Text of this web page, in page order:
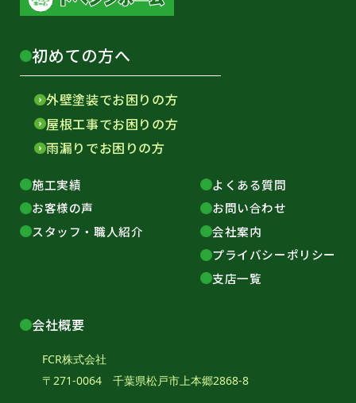
初めての方へ
外壁塗装でお困りの方
屋根工事でお困りの方
雨漏りでお困りの方
施工実績
お客様の声
スタッフ・職人紹介
よくある質問
お問い合わせ
会社案内
プライバシーポリシー
支店一覧
会社概要
FCR株式会社
〒271-0064 千葉県松戸市上本郷2868-8